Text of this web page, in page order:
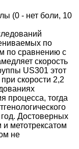
(0 - нет боли, 10
по
по сравнению с
скорость
US301 этот
скорости 2,2
процесса, тогда
Достоверных
метотрексатом
не